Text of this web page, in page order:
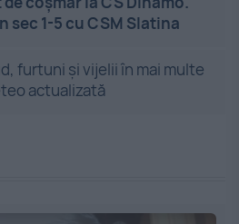
sec 1-5 cu CSM Slatina
furtuni și vijelii în mai multe
actualizată